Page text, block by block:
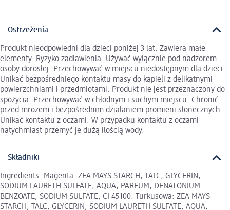
Ostrzeżenia
Produkt nieodpowiedni dla dzieci poniżej 3 lat. Zawiera małe
elementy. Ryzyko zadławienia. Używać wyłącznie pod nadzorem
osoby dorosłej. Przechowywać w miejscu niedostępnym dla dzieci.
Unikać bezpośredniego kontaktu masy do kąpieli z delikatnymi
powierzchniami i przedmiotami. Produkt nie jest przeznaczony do
spożycia. Przechowywać w chłodnym i suchym miejscu. Chronić
przed mrozem i bezpośrednim działaniem promieni słonecznych.
Unikać kontaktu z oczami. W przypadku kontaktu z oczami
natychmiast przemyć je dużą ilością wody.
Składniki
Ingredients: Magenta: ZEA MAYS STARCH, TALC, GLYCERIN,
SODIUM LAURETH SULFATE, AQUA, PARFUM, DENATONIUM
BENZOATE, SODIUM SULFATE, CI 45100. Turkusowa: ZEA MAYS
STARCH, TALC, GLYCERIN, SODIUM LAURETH SULFATE, AQUA,